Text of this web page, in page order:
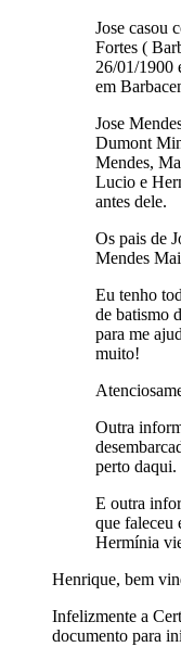
Jose casou
Fortes (
26/01/1900
em
Jose
Dumont
Mendes,
Lucio e
antes dele.
Os pais de
Mendes
Eu tenho
de batismo
para me
muito!
Outra
perto daqui.
E outra
que faleceu
Hermínia
Henrique, bem
Infelizmente a
documento para